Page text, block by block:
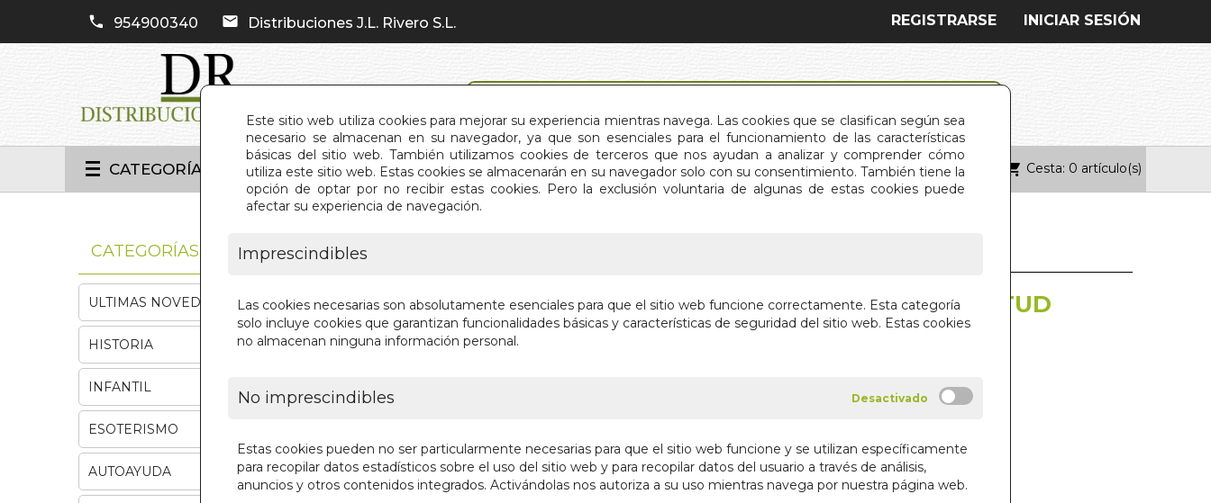
Este sitio web utiliza cookies para mejorar su experiencia mientras navega. Las cookies que se clasifican según sea
necesario se almacenan en su navegador, ya que son esenciales para el funcionamiento de las características
básicas del sitio web. También utilizamos cookies de terceros que nos ayudan a analizar y comprender cómo
utiliza este sitio web. Estas cookies se almacenarán en su navegador solo con su consentimiento. También tiene la
opción de optar por no recibir estas cookies. Pero la exclusión voluntaria de algunas de estas cookies puede
afectar su experiencia de navegación.
Imprescindibles
Las cookies necesarias son absolutamente esenciales para que el sitio web funcione correctamente. Esta categoría
solo incluye cookies que garantizan funcionalidades básicas y características de seguridad del sitio web. Estas cookies
no almacenan ninguna información personal.
No imprescindibles
Estas cookies pueden no ser particularmente necesarias para que el sitio web funcione y se utilizan específicamente
para recopilar datos estadísticos sobre el uso del sitio web y para recopilar datos del usuario a través de análisis,
anuncios y otros contenidos integrados. Activándolas nos autoriza a su uso mientras navega por nuestra página web.
954900340 Distribuciones J.L. Rivero S.L. INICIAR SESIÓN
REGISTRARSE
CATEGORÍAS INICIO QUIÉNES SOMOS CONTACTO Cesta: 0 artículo(s)
CAMINANDO EN LA QUIETUD
15,00 €
Añadir a la cesta
CATEGORÍAS
ULTIMAS NOVEDADES
HISTORIA
INFANTIL
ESOTERISMO
AUTOAYUDA